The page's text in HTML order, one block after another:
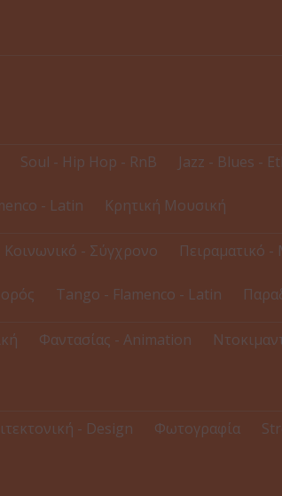
Soul - Hip Hop - RnB Jazz - Blues -
- Latin Κρητική Μουσική
- Σύγχρονο Πειραματικό
Tango - Flamenco - Latin
Φαντασίας - Animation
- Design Φωτογραφία